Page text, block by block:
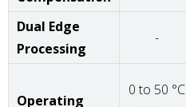
Dual Edge
Processing
-
Operating
0 to 50 °C